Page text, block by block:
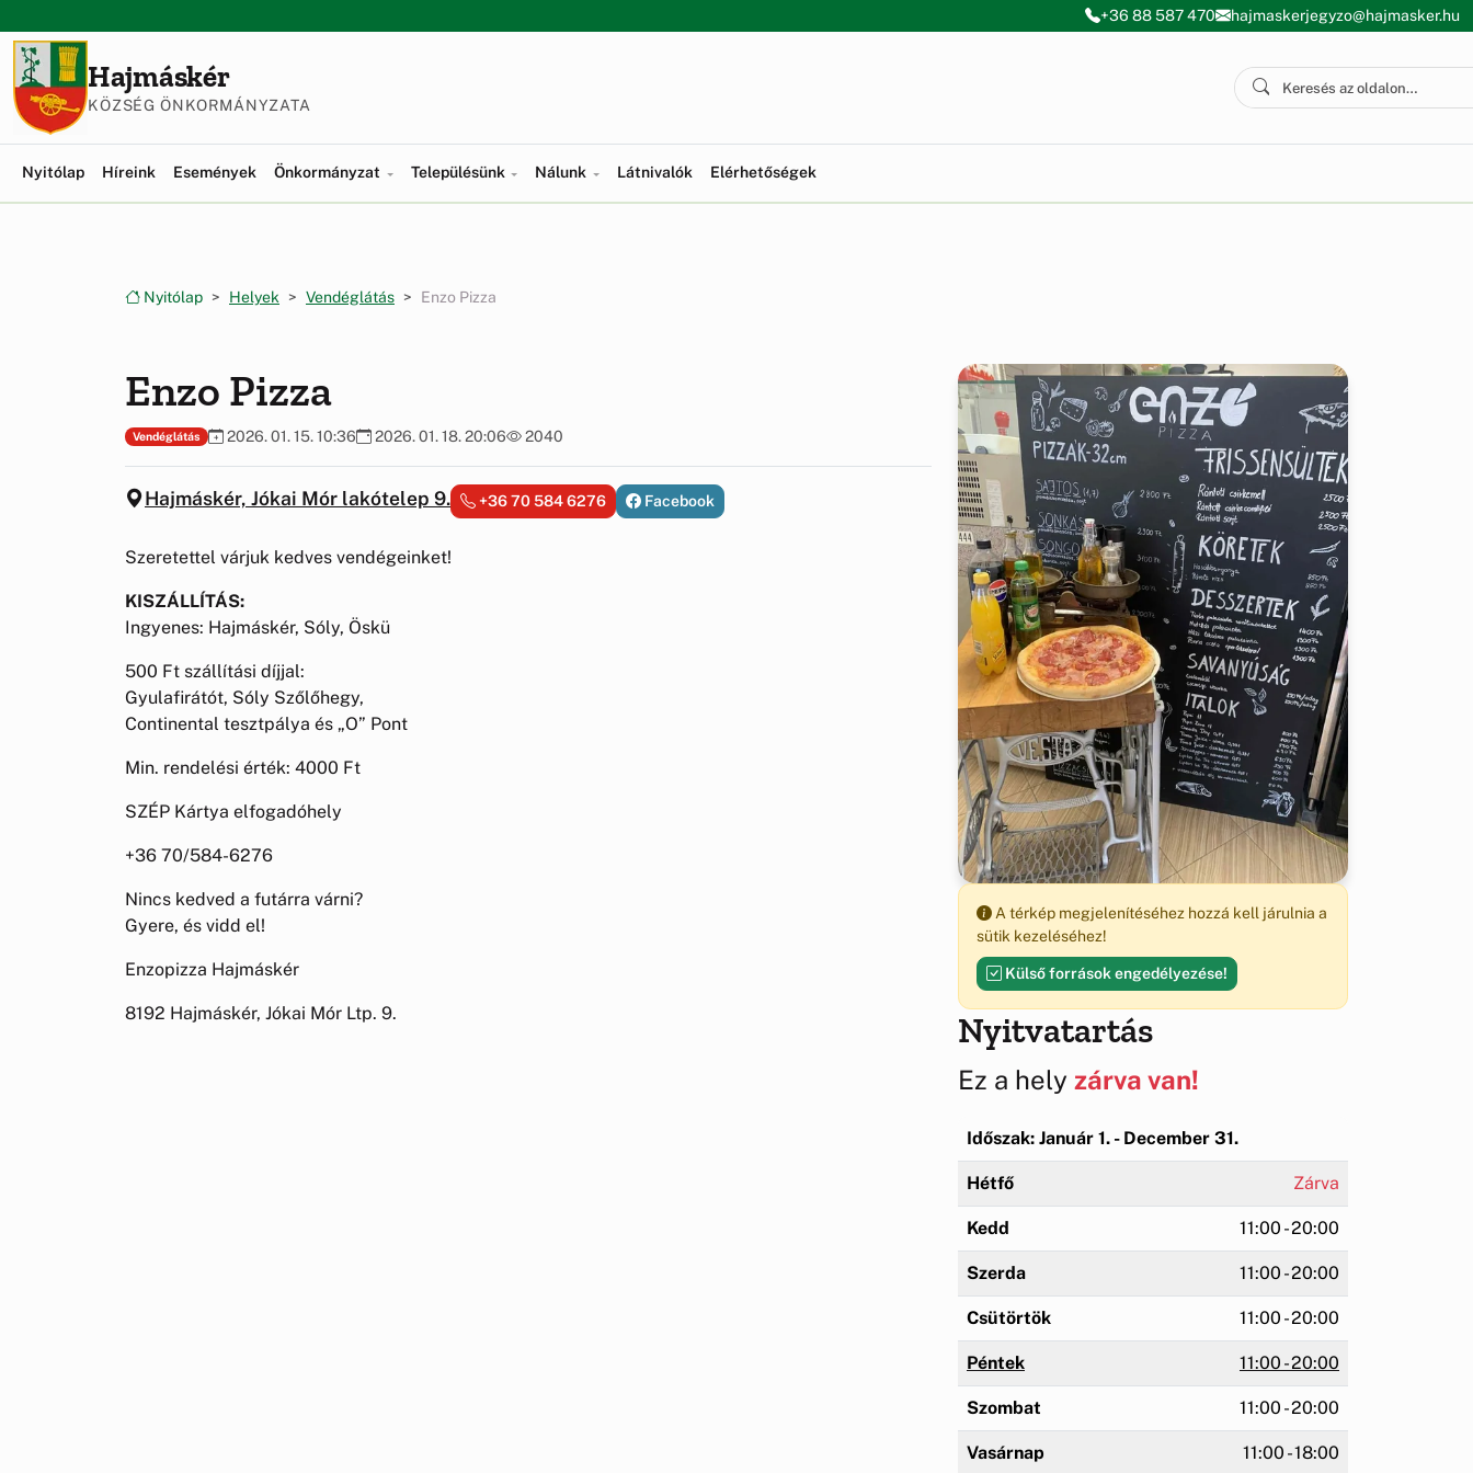
+36 88 587 470 hajmaskerjegyzo@hajmasker.hu
Hajmáskér
KÖZSÉG ÖNKORMÁNYZATA
Nyitólap Híreink Események Önkormányzat Településünk Nálunk Látnivalók Elérhetőségek
Nyitólap Helyek Vendéglátás Enzo Pizza
Enzo Pizza
Vendéglátás 2026. 01. 15. 10:36 2026. 01. 18. 20:06 2040
Hajmáskér, Jókai Mór lakótelep 9. +36 70 584 6276 Facebook
Szeretettel várjuk kedves vendégeinket!
KISZÁLLÍTÁS:
Ingyenes: Hajmáskér, Sóly, Öskü
500 Ft szállítási díjjal:
Gyulafirátót, Sóly Szőlőhegy,
Continental tesztpálya és „O” Pont
Min. rendelési érték: 4000 Ft
SZÉP Kártya elfogadóhely
+36 70/584-6276
Nincs kedved a futárra várni?
Gyere, és vidd el!
Enzopizza Hajmáskér
8192 Hajmáskér, Jókai Mór Ltp. 9.
A térkép megjelenítéséhez hozzá kell járulnia a
sütik kezeléséhez!
Külső források engedélyezése!
Nyitvatartás
Ez a hely zárva van!
Időszak: Január 1. - December 31.
Hétfő Zárva
Kedd 11:00 - 20:00
Szerda 11:00 - 20:00
Csütörtök 11:00 - 20:00
Péntek 11:00 - 20:00
Szombat 11:00 - 20:00
Vasárnap 11:00 - 18:00